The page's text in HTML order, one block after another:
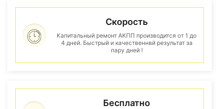
Скорость
Капитальный ремонт АКПП производится от 1 до
4 дней. Быстрый и качественнвй результат за
пару дней !
Бесплатно